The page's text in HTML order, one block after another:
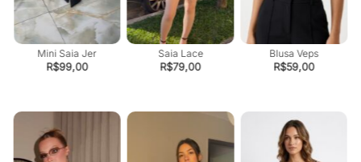
Mini Saia Jer
R$99,00
Saia Lace
R$79,00
Blusa Veps
R$59,00